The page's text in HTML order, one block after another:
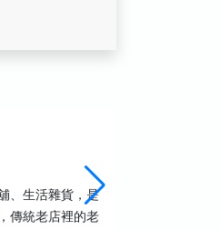
、生活雜貨，是
傳統老店裡的老